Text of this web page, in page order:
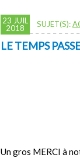
23 JUIL
2018
SUJET(S):
LE TEMPS
Un gros MERCI à